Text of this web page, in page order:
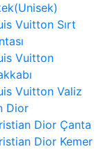
Vuitton Sırt
Vuitton
Vuitton Valiz
Dior
Dior Çanta
Dior Kemer